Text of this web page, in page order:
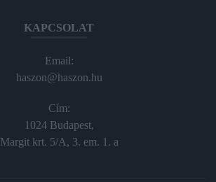
KAPCSOLAT
Email:
haszon@haszon.hu
Cím:
1024 Budapest,
Margit krt. 5/A, 3. em. 1. a